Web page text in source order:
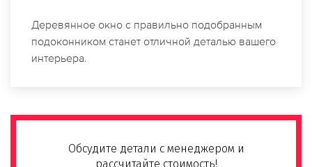
Деревянное окно с правильно подобранным
подоконником станет отличной деталью вашего
интерьера.
Обсудите детали с менеджером и
рассчитайте стоимость!